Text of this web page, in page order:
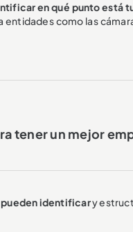
en qué punto está
como las
tener un mejor
pueden identificary